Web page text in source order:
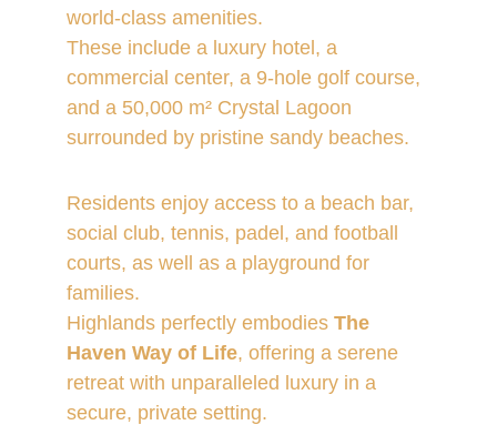
world-class amenities.
These include a luxury hotel, a
commercial center, a 9-hole golf course,
and a 50,000 m² Crystal Lagoon
surrounded by pristine sandy beaches.
Residents enjoy access to a beach bar,
social club, tennis, padel, and football
courts, as well as a playground for
families.
Highlands perfectly embodies The
Haven Way of Life, offering a serene
retreat with unparalleled luxury in a
secure, private setting.